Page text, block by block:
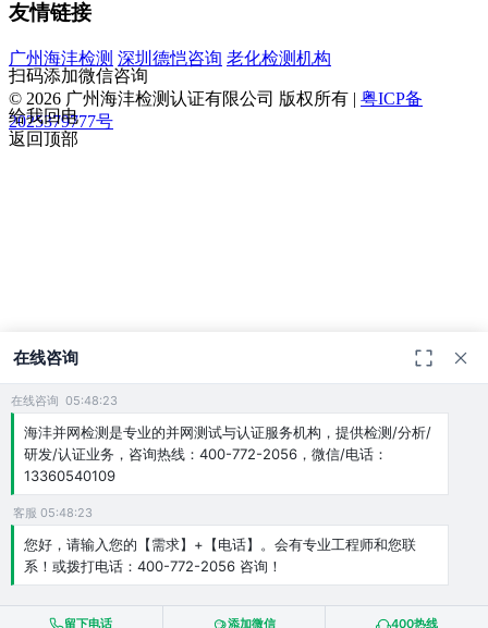
友情链接
广州海沣检测 深圳德恺咨询 老化检测机构
© 2026 广州海沣检测认证有限公司 版权所有 | 粤ICP备
2025379777号
扫码添加微信咨询
给我回电
返回顶部
在线咨询
在线咨询 05:48:23
海沣并网检测是专业的并网测试与认证服务机构，提供检测/分析/
研发/认证业务，咨询热线：400-772-2056，微信/电话：
13360540109
客服 05:48:23
您好，请输入您的【需求】+【电话】。会有专业工程师和您联
系！或拨打电话：400-772-2056 咨询！
留下电话 添加微信 400热线